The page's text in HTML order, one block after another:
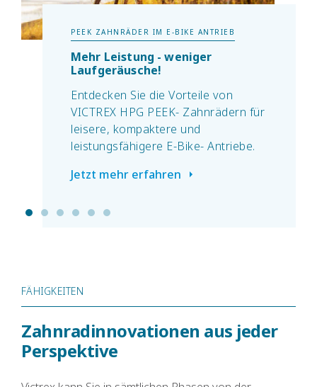
PEEK ZAHNRÄDER IM E-BIKE ANTRIEB
Mehr Leistung - weniger
Laufgeräusche!
Entdecken Sie die Vorteile von
VICTREX HPG PEEK- Zahnrädern für
leisere, kompaktere und
leistungsfähigere E-Bike- Antriebe.
Jetzt mehr erfahren
FÄHIGKEITEN
Zahnradinnovationen aus jeder
Perspektive